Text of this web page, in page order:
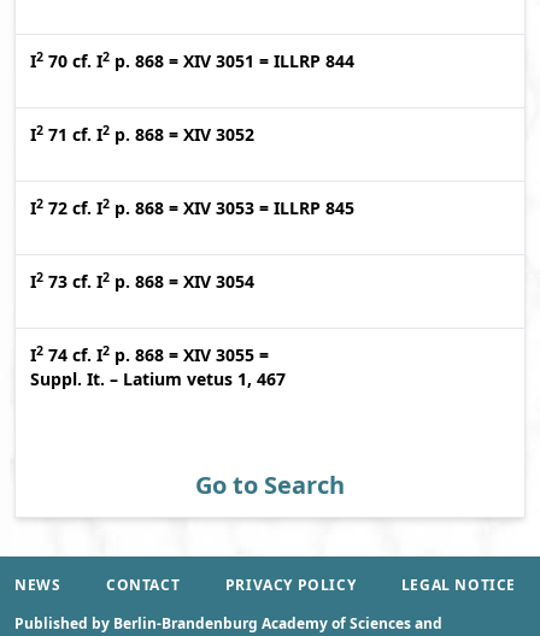
I2 70 cf. I2 p. 868 = XIV 3051 = ILLRP 844
I2 71 cf. I2 p. 868 = XIV 3052
I2 72 cf. I2 p. 868 = XIV 3053 = ILLRP 845
I2 73 cf. I2 p. 868 = XIV 3054
I2 74 cf. I2 p. 868 = XIV 3055 =
Suppl. It. – Latium vetus 1, 467
Go to Search
NEWS CONTACT PRIVACY POLICY
LEGAL NOTICE
Published by Berlin-Brandenburg Academy of Sciences and